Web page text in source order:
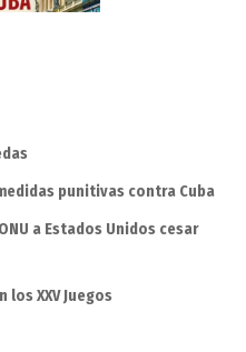
punitivas contra Cuba
a Estados Unidos cesar
los XXV Juegos